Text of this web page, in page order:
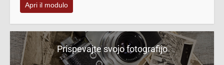
Apri il modulo
Prispevajte svojo fotografijo